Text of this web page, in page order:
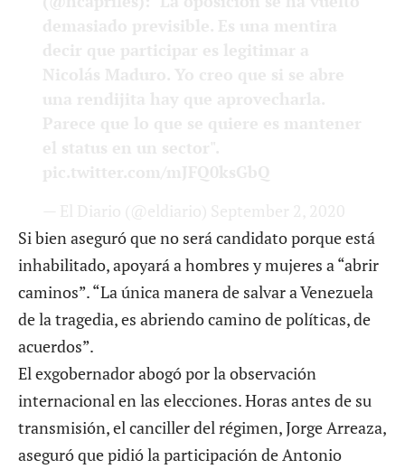
Si bien aseguró que no será candidato porque está
inhabilitado, apoyará a hombres y mujeres a “abrir
caminos”. “La única manera de salvar a Venezuela
de la tragedia, es abriendo camino de políticas, de
acuerdos”.
El exgobernador abogó por la observación
internacional en las elecciones. Horas antes de su
transmisión, el canciller del régimen, Jorge Arreaza,
aseguró que pidió la participación de Antonio